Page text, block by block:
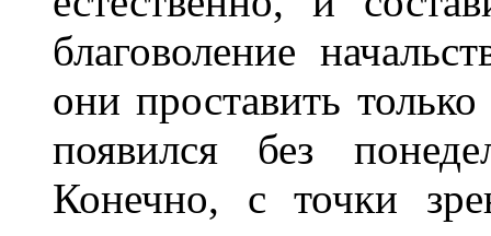
благоволение
они проставить
появился без
Конечно, с точки